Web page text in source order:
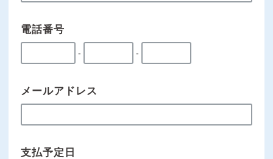
電話番号
- -
メールアドレス
支払予定日